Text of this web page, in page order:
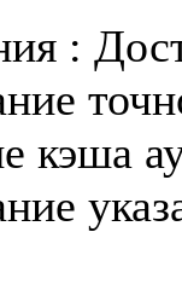
:
кэша